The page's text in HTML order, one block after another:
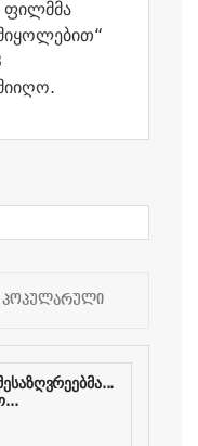
ფილმმა
ᲞᲝᲞᲣᲚᲐᲠᲣᲚᲘ